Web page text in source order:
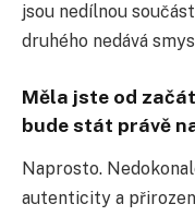
jsou nedílnou
druhého nedává
Měla jste od
bude stát právě
Naprosto.
autenticity a